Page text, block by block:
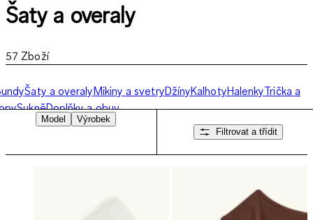
Šaty a overaly
57 Zboží
Šaty a overalyMikiny a svetryDžínyKalhotyHalenkyTrička a
SukněDoplňky a obuv
Model
Výrobek
Filtrovat a třídit